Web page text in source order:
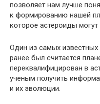
позволяет нам лучше
к формированию нашей
которое астероиды
Один из самых
ранее был считается
переквалифицирован в
ученым получить
и их эволюции.